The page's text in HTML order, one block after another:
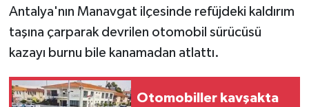
Antalya'nın Manavgat ilçesinde refüjdeki kaldırım
taşına çarparak devrilen otomobil sürücüsü
kazayı burnu bile kanamadan atlattı.
Otomobiller kavşakta